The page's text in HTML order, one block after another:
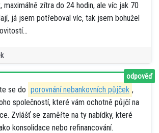
maximálně zítra do 24 hodin, ale víc jak 70
já jsem potřeboval víc, tak jsem bohužel
se do porovnání nebankovních půjček ,
společností, které vám ochotně půjčí na
Zvlášť se zaměřte na ty nabídky, které
konsolidace nebo refinancování.
odpověď